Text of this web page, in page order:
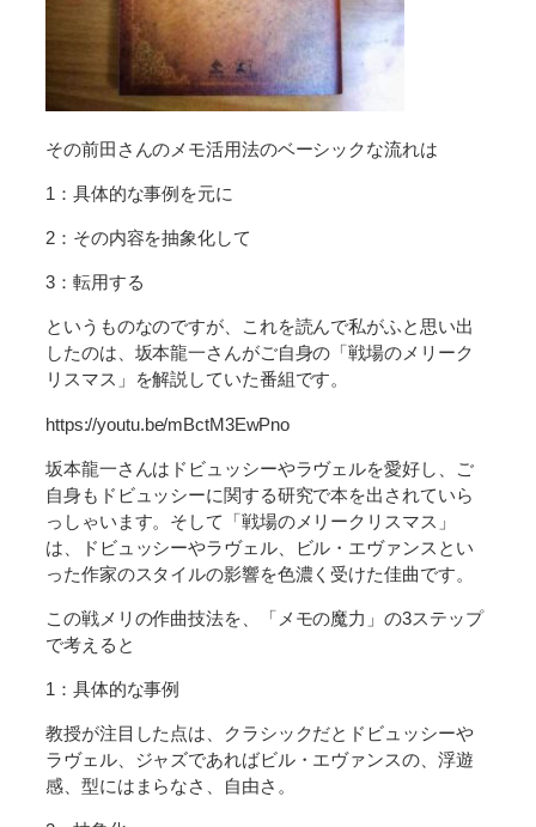
その前田さんのメモ活用法のベーシックな流れは
1：具体的な事例を元に
2：その内容を抽象化して
3：転用する
というものなのですが、これを読んで私がふと思い出
したのは、坂本龍一さんがご自身の「戦場のメリーク
リスマス」を解説していた番組です。
https://youtu.be/mBctM3EwPno
坂本龍一さんはドビュッシーやラヴェルを愛好し、ご
自身もドビュッシーに関する研究で本を出されていら
っしゃいます。そして「戦場のメリークリスマス」
は、ドビュッシーやラヴェル、ビル・エヴァンスとい
った作家のスタイルの影響を色濃く受けた佳曲です。
この戦メリの作曲技法を、「メモの魔力」の3ステップ
で考えると
1：具体的な事例
教授が注目した点は、クラシックだとドビュッシーや
ラヴェル、ジャズであればビル・エヴァンスの、浮遊
感、型にはまらなさ、自由さ。